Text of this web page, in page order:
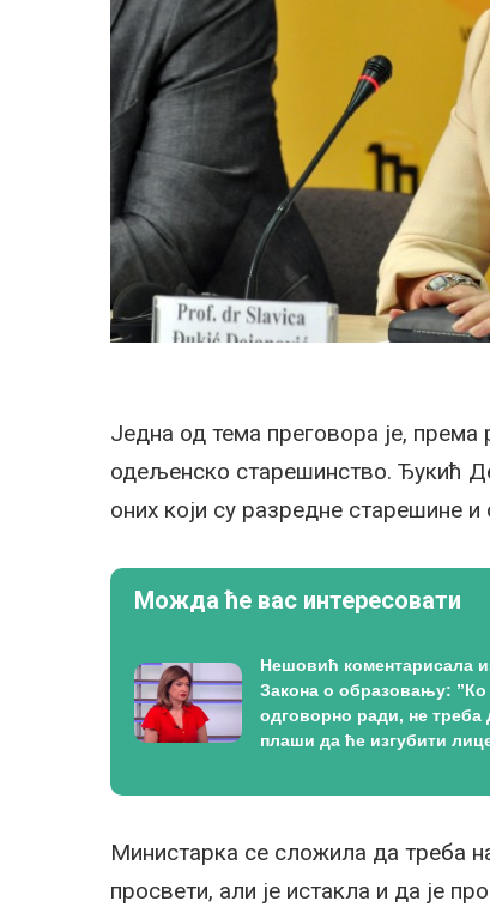
Једна од тема преговора је,
одељенско старешинство. Ђукић
оних који су разредне старешине и
Можда ће вас интересовати
Нешовић коментарисала
Закона о образовању: ”Ко
одговорно ради, не треба
плаши да ће изгубити
Министарка се сложила да треба
просвети, али је истакла и да је